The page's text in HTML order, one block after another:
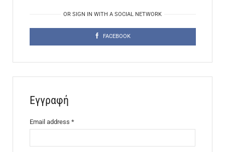
OR SIGN IN WITH A SOCIAL NETWORK
FACEBOOK
Εγγραφή
Email address*